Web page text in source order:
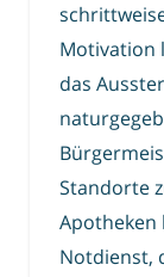
Motivation
das
Standorte
Notdienst,